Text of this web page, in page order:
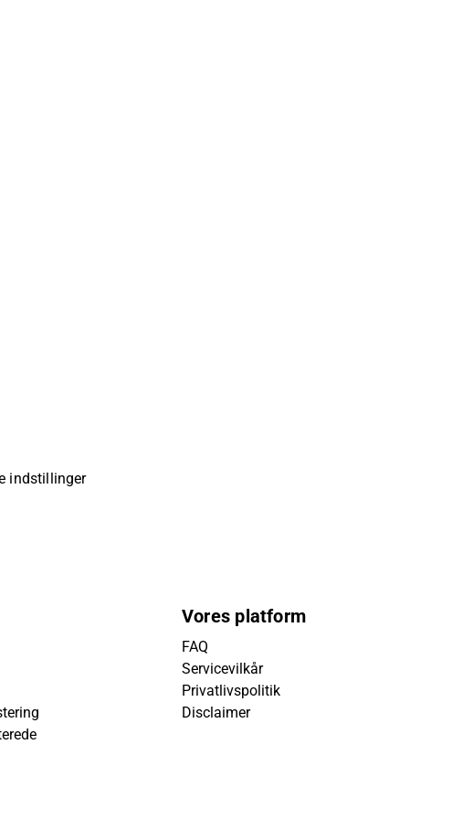
indstillinger
Vores platform
FAQ
Servicevilkår
Privatlivspolitik
Disclaimer